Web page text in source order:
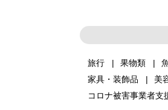
旅行 果物類
家具・装飾品
美
コロナ被害事業者支